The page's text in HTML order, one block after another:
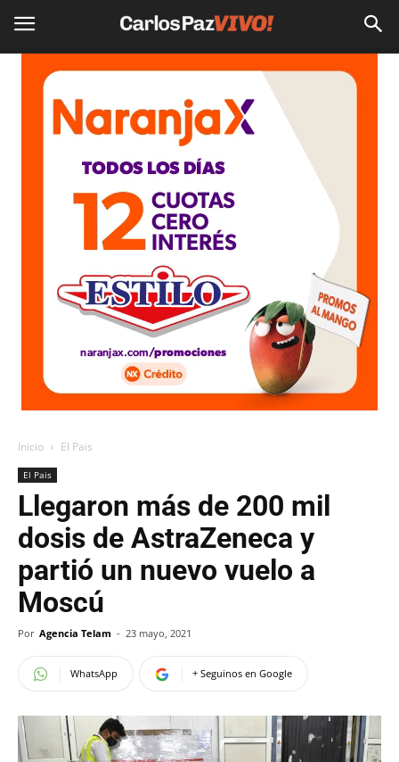
Inicio El Pais
El Pais
Llegaron más de 200 mil
dosis de AstraZeneca y
partió un nuevo vuelo a
Moscú
Por Agencia Telam - 23 mayo, 2021
WhatsApp + Seguinos en Google